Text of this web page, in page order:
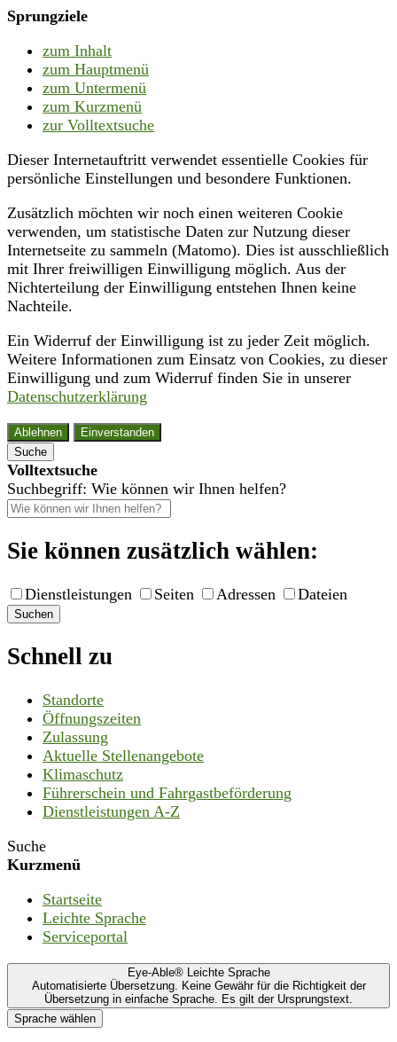
Sprungziele
zum Inhalt
zum Hauptmenü
zum Untermenü
zum Kurzmenü
zur Volltextsuche
Dieser Internetauftritt verwendet essentielle Cookies für
persönliche Einstellungen und besondere Funktionen.
Zusätzlich möchten wir noch einen weiteren Cookie
verwenden, um statistische Daten zur Nutzung dieser
Internetseite zu sammeln (Matomo). Dies ist ausschließlich
mit Ihrer freiwilligen Einwilligung möglich. Aus der
Nichterteilung der Einwilligung entstehen Ihnen keine
Nachteile.
Ein Widerruf der Einwilligung ist zu jeder Zeit möglich.
Weitere Informationen zum Einsatz von Cookies, zu dieser
Einwilligung und zum Widerruf finden Sie in unserer
Datenschutzerklärung
Ablehnen
Einverstanden
Suche
Volltextsuche
Suchbegriff: Wie können wir Ihnen helfen?
Sie können zusätzlich wählen:
Dienstleistungen Seiten Adressen Dateien
Suchen
Schnell zu
Standorte
Öffnungszeiten
Zulassung
Aktuelle Stellenangebote
Klimaschutz
Führerschein und Fahrgastbeförderung
Dienstleistungen A-Z
Suche
Kurzmenü
Startseite
Leichte Sprache
Serviceportal
Eye-Able® Leichte Sprache
Automatisierte Übersetzung. Keine Gewähr für die Richtigkeit der
Übersetzung in einfache Sprache. Es gilt der Ursprungstext.
Sprache wählen